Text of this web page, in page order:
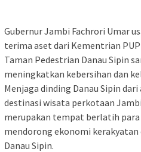
Gubernur Jambi Fachrori Umar
terima aset dari Kementrian
Taman Pedestrian Danau Sipin
meningkatkan kebersihan dan
Menjaga dinding Danau Sipin
destinasi wisata perkotaan
merupakan tempat berlatih
mendorong ekonomi kerakyatan
Danau Sipin.